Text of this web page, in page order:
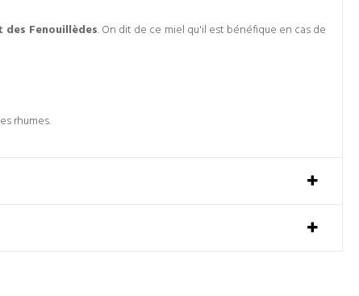
des Fenouillèdes. On dit de ce miel qu'il est bénéfique en cas de
rhumes.